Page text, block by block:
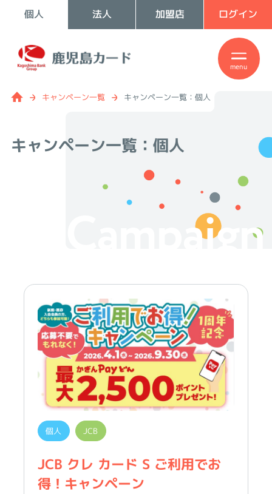
個人 法人 加盟店 ログイン
menu
キャンペーン一覧 キャンペーン一覧：個人
Campaign
キャンペーン一覧：個人
個人 JCB
JCB クレ カード S ご利用でお
得！キャンペーン